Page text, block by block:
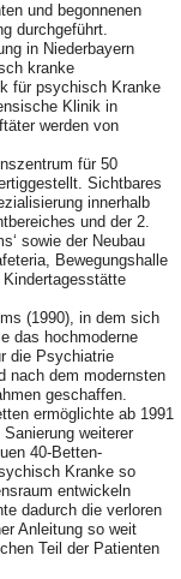
und begonnenen
durchgeführt.
in Niederbayern
kranke
für psychisch Kranke
Klinik in
werden von
für 50
Sichtbares
innerhalb
und der 2.
sowie der Neubau
Bewegungshalle
(1990), in dem sich
das hochmoderne
die Psychiatrie
nach dem modernsten
geschaffen.
ermöglichte ab 1991
weiterer
40-Betten-
Kranke so
entwickeln
dadurch die verloren
Anleitung so weit
Teil der Patienten